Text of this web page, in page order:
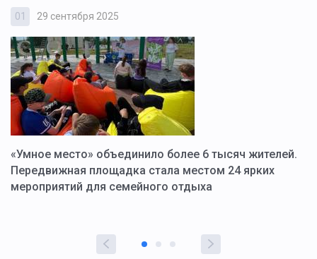
01 29 сентября 2025
«Умное место» объединило более 6 тысяч жителей.
Передвижная площадка стала местом 24 ярких
мероприятий для семейного отдыха